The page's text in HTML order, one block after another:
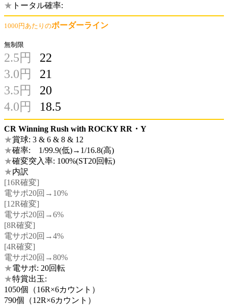
★ トータル確率:
1000円あたりのボーダーライン
無制限
2.5円
22
3.0円
21
3.5円
20
4.0円
18.5
CR Winning Rush with ROCKY RR・Y
★賞球: 3 & 6 & 8 & 12
★確率: 1/99.9(低)→1/16.8(高)
★確変突入率: 100%(ST20回転)
★内訳
[16R確変]
電サポ20回→10%
[12R確変]
電サポ20回→6%
[8R確変]
電サポ20回→4%
[4R確変]
電サポ20回→80%
★電サポ: 20回転
★特賞出玉:
1050個（16R×6カウント）
790個（12R×6カウント）